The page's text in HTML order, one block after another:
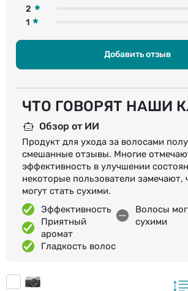
2
1
Добавить отзыв
ЧТО ГОВОРЯТ НАШИ
Обзор от ИИ
Продукт для ухода за волосами
смешанные отзывы. Многие
эффективность в улучшении
некоторые пользователи замечают,
могут стать сухими.
Эффективность
Приятный
аромат
Гладкость волос
Волосы
сухими